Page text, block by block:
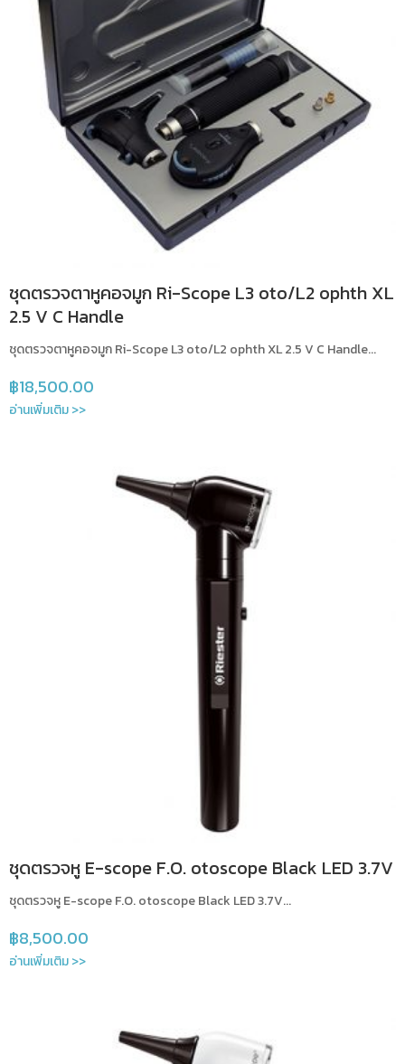
ชุดตรวจตาหูคอจมูก Ri-Scope L3 oto/L2 ophth XL
2.5 V C Handle
ชุดตรวจตาหูคอจมูก Ri-Scope L3 oto/L2 ophth XL 2.5 V C Handle...
฿18,500.00
อ่านเพิ่มเติม >>
ชุดตรวจหู E-scope F.O. otoscope Black LED 3.7V
ชุดตรวจหู E-scope F.O. otoscope Black LED 3.7V...
฿8,500.00
อ่านเพิ่มเติม >>